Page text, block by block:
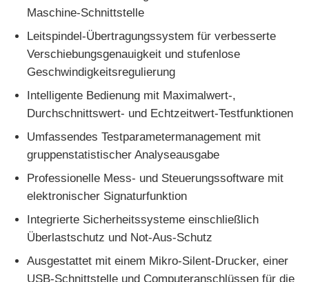
Schlagprüfmaschine
Abnutzungsprüfmaschine
Ausrüstung zur Prüfung von Verpackungen
Maschine-Schnittstelle
Leitspindel-Übertragungssystem für verbesserte
Verschiebungsgenauigkeit und stufenlose
Geschwindigkeitsregulierung
Intelligente Bedienung mit Maximalwert-,
Durchschnittswert- und Echtzeitwert-Testfunktionen
Umfassendes Testparametermanagement mit
gruppenstatistischer Analyseausgabe
Professionelle Mess- und Steuerungssoftware mit
elektronischer Signaturfunktion
Integrierte Sicherheitssysteme einschließlich
Überlastschutz und Not-Aus-Schutz
Ausgestattet mit einem Mikro-Silent-Drucker, einer
USB-Schnittstelle und Computeranschlüssen für die